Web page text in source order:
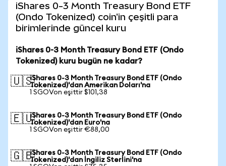
iShares 0-3 Month Treasury Bond ETF
(Ondo Tokenized) coin'in çeşitli para
birimlerinde güncel kuru
iShares 0-3 Month Treasury Bond ETF (Ondo
Tokenized) kuru bugün ne kadar?
🇺🇸iShares 0-3 Month Treasury Bond ETF (Ondo
Tokenized)'dan Amerikan Doları'na
1 SGOVon eşittir $101,38
🇪🇺iShares 0-3 Month Treasury Bond ETF (Ondo
Tokenized)'dan Euro'na
1 SGOVon eşittir €88,00
🇬🇧iShares 0-3 Month Treasury Bond ETF (Ondo
Tokenized)'dan İngiliz Sterlini'na